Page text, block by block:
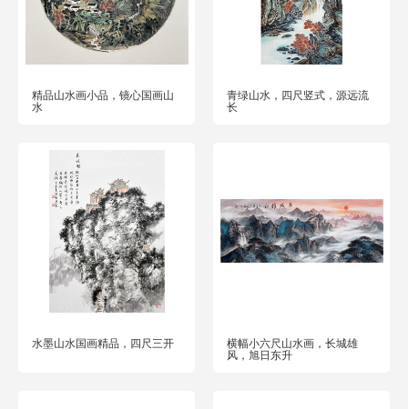
精品山水画小品，镜心国画山
水
青绿山水，四尺竖式，源远流
长
水墨山水国画精品，四尺三开
横幅小六尺山水画，长城雄
风，旭日东升